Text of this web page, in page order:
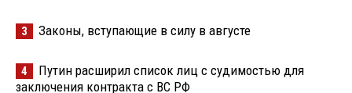
3 Законы, вступающие в силу в августе
4
Путин расширил список лиц с судимостью для
заключения контракта с ВС РФ